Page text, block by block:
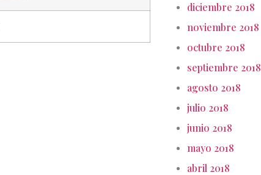
diciembre 2018
noviembre 2018
octubre 2018
septiembre 2018
agosto 2018
julio 2018
junio 2018
mayo 2018
abril 2018